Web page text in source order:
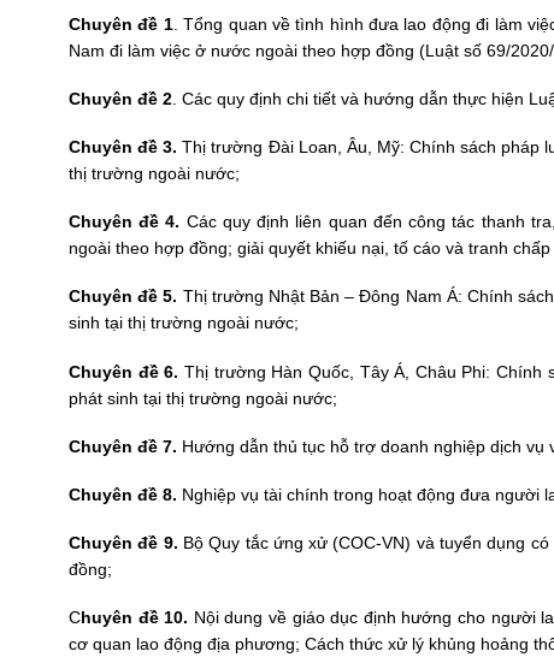
Chuyên đề 1. Tổng quan về tình hình đưa lao động đi làm
Nam đi làm việc ở nước ngoài theo hợp đồng (Luật số 69/
Chuyên đề 2 . Các quy định chi tiết và hướng dẫn thực hiện
Chuyên đề 3. Thị trường Đài Loan, Âu, Mỹ: Chính sách pháp
thị trường ngoài nước;
Chuyên đề 4. Các quy định liên quan đến công tác thanh
ngoài theo hợp đồng; giải quyết khiếu nại, tố cáo và tranh
Chuyên đề 5. Thị trường Nhật Bản – Đông Nam Á: Chính
sinh tại thị trường ngoài nước;
Chuyên đề 6. Thị trường Hàn Quốc, Tây Á, Châu Phi:
phát sinh tại thị trường ngoài nước;
Chuyên đề 7. Hướng dẫn thủ tục hỗ trợ doanh nghiệp dịch
Chuyên đề 8. Nghiệp vụ tài chính trong hoạt động đưa người
Chuyên đề 9. Bộ Quy tắc ứng xử (COC-VN) và tuyển dụng
đồng;
Chuyên đề 10. Nội dung về giáo dục định hướng cho người
cơ quan lao động địa phương; Cách thức xử lý khủng hoảng